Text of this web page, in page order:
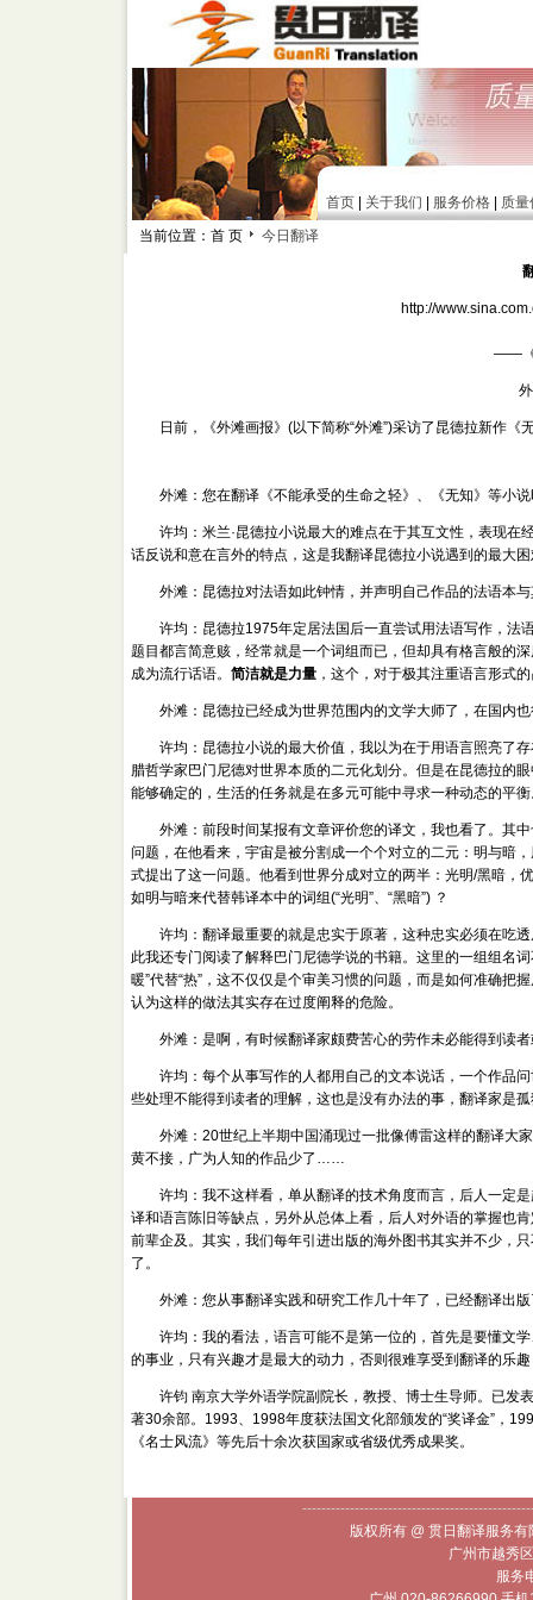
首页 关于我们 服务价格
质量
当前位置：首 页
今日翻译
http://
——《
日前，《外滩画报》(以下简称“外滩”)采访了昆德拉新作《
外滩：您在翻译《不能承受的生命之轻》、《无知》等小说
许均：米兰·昆德拉小说最大的难点在于其互文性，表现在
话反说和意在言外的特点，这是我翻译昆德拉小说遇到的最大
外滩：昆德拉对法语如此钟情，并声明自己作品的法语本与
许均：昆德拉1975年定居法国后一直尝试用法语写作，法
题目都言简意赅，经常就是一个词组而已，但却具有格言般的
成为流行话语。 简洁就是力量 ，这个，对于极其注重语言形式
外滩：昆德拉已经成为世界范围内的文学大师了，在国内也
许均：昆德拉小说的最大价值，我以为在于用语言照亮了存
腊哲学家巴门尼德对世界本质的二元化划分。但是在昆德拉的
能够确定的，生活的任务就是在多元可能中寻求一种动态的平
外滩：前段时间某报有文章评价您的译文，我也看了。其中
问题，在他看来，宇宙是被分割成一个个对立的二元：明与暗
式提出了这一问题。他看到世界分成对立的两半：光明/黑暗
如明与暗来代替韩译本中的词组(“光明”、“黑暗”) ？
许均：翻译最重要的就是忠实于原著，这种忠实必须在吃透
此我还专门阅读了解释巴门尼德学说的书籍。这里的一组组名
暖”代替“热”，这不仅仅是个审美习惯的问题，而是如何准确把
认为这样的做法其实存在过度阐释的危险。
外滩：是啊，有时候翻译家颇费苦心的劳作未必能得到读者
许均：每个从事写作的人都用自己的文本说话，一个作品问
些处理不能得到读者的理解，这也是没有办法的事，翻译家是
外滩：20世纪上半期中国涌现过一批像傅雷这样的翻译大
黄不接，广为人知的作品少了……
许均：我不这样看，单从翻译的技术角度而言，后人一定是
译和语言陈旧等缺点，另外从总体上看，后人对外语的掌握也
前辈企及。其实，我们每年引进出版的海外图书其实并不少，
了。
外滩：您从事翻译实践和研究工作几十年了，已经翻译出版
许均：我的看法，语言可能不是第一位的，首先是要懂文学
的事业，只有兴趣才是最大的动力，否则很难享受到翻译的乐
许钧 南京大学外语学院副院长，教授、博士生导师。已发
著30余部。1993、1998年度获法国文化部颁发的“奖译金”，
《名士风流》等先后十余次获国家或省级优秀成果奖。
版权所有 @ 贯日翻译服务
广州市越秀
服务